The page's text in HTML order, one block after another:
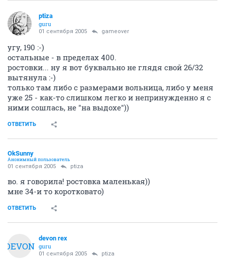
ptiza
guru
01 сентября 2005 gameover
угу, 190 :-)
остальные - в пределах 400.
ростовки... ну я вот буквально не глядя свой 26/32
вытянула :-)
только там либо с размерами вольница, либо у меня
уже 25 - как-то слишком легко и непринужденно я с
ними сошлась, не "на выдохе"))
ОТВЕТИТЬ
OkSunny
Анонимный пользователь
01 сентября 2005 ptiza
во. я говорила! ростовка маленькая))
мне 34-и то коротковато)
ОТВЕТИТЬ
DEVON
devon rex
guru
01 сентября 2005 ptiza